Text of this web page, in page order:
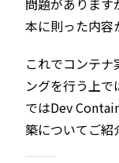
問題がありま
本に則った内容
これでコンテナ
ングを行う上で
ではDev
築についてご紹